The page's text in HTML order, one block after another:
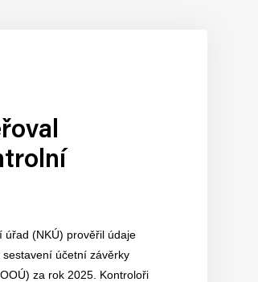
úřad (NKÚ) prověřil údaje
účetní závěrky
za rok 2025. Kontroloři